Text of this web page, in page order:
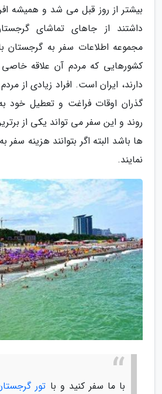
بیشتر از روز قبل می شد و همیشه
داشتند از جاهای تماشای
مجموعه اطلاعات سفر به گرجستان
کشورهایی که مردم آن علاقه
دارند، ایران است. افراد زیادی از
گذران اوقات فراغت و تعطیل خود
روند و این سفر می تواند یکی از
ها باشد البته اگر بتوانند هزینه
نمایند.
با ما سفر کنید و با تور